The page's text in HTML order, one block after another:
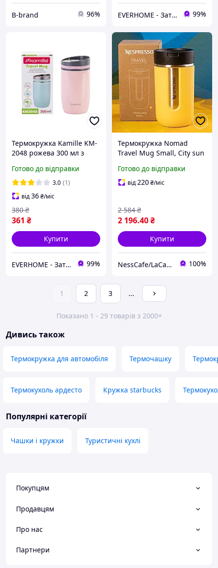
B-brand 96% EVERHOME - Затишок для дому 99%
Термокружка Kamille KM-
2048 рожева 300 мл з
компактна герметична
термокружка для авто та
подорожей
Готово до відправки
3.0 (1)
від36₴/міс
361 ₴
380 ₴
Купити
EVERHOME - Затишок для дому 99%
Термокружка Nomad
Travel Mug Small, Сity sun
limited edition 300 мл
Готово до відправки
від220₴/міс
2 196.40₴
2 584 ₴
Купити
NessCafe/LaCafeine 100%
1 2 3 ...
Показано 1 - 29 товарів з 2000+
Дивись також
Термокружка для автомобіля Термочашку
Термокухоль ардесто Кружка starbucks
Популярні категорії
Чашки і кружки Туристичні кухлі
Покупцям
Продавцям
Про нас
Партнери